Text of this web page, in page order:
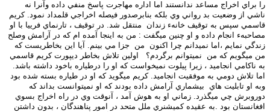
را براي اخراج مساعد ندانستند اما اداره مهاجرت پاسخ منفي داده وآنرا نه
ناشي از وضعيت بد رواني وي بلکه بنابرصدور فيصله اخراجي قلمداد نمود. کريم
قاسمي سپس به توقيف خانهء زندان
منتقل شد. در توقيف ، تارنماي فرييا با او
مصاحبهء انجام داده و او چنين ميگفت : من به اينجا آمده ام که در آرامش وصلح
زندگي نمايم ،اما نميدانم چرا اکنون
من
جزا مي بينم. آيا اين بخاطريست که
من ميگويم که من
نميتوانم برگردم؟
اولين تلاش بخاطر ديپورت کريم قاسمي
به ناکامي انجاميد ، زيرا پيلوت نميخواست که او را درطياره باخود داشته باشد.
اما تلاش دومي به موفقيت انجاميد. کريم ميگويد که او در طياره بسته شده بود
وبه او تابليت هاي
بيشماري آرامش داده بودند که او نميتوانست بداند که
دوروبرش چي ميگذرد. زماني او به هوش آمد ، آنوقت وي در راه اخراج بسوي
افغانستان بود .به عقيده کميشنري ملل متحد در امور پناهندگان ، بدون داشتن